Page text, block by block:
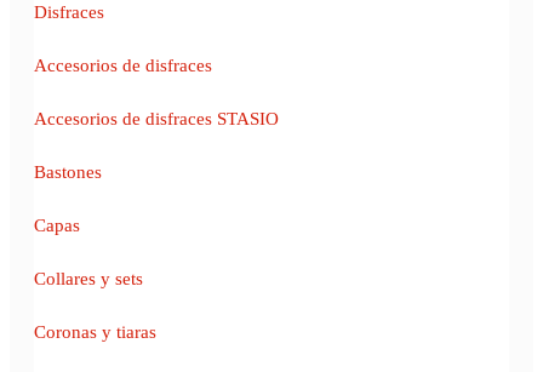
Disfraces
Accesorios de disfraces
Accesorios de disfraces STASIO
Bastones
Capas
Collares y sets
Coronas y tiaras